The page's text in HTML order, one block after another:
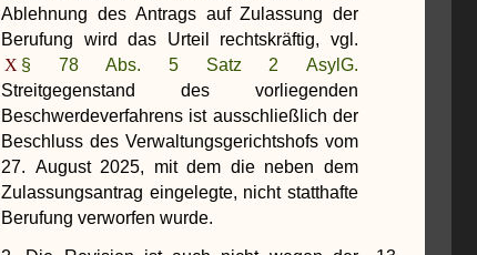
Ablehnung des Antrags auf Zulassung der
Berufung wird das Urteil rechtskräftig, vgl.
§ 78 Abs. 5 Satz 2 AsylG.
Streitgegenstand des vorliegenden
Beschwerdeverfahrens ist ausschließlich der
Beschluss des Verwaltungsgerichtshofs vom
27. August 2025, mit dem die neben dem
Zulassungsantrag eingelegte, nicht statthafte
Berufung verworfen wurde.